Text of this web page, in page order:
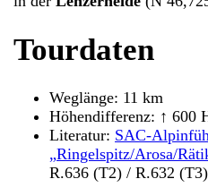
Tourdaten
Weglänge: 11 km
Höhendifferenz: ↑ 600
Literatur: SAC-
„Ringelspitz/Arosa/
R.636 (T2) / R.632